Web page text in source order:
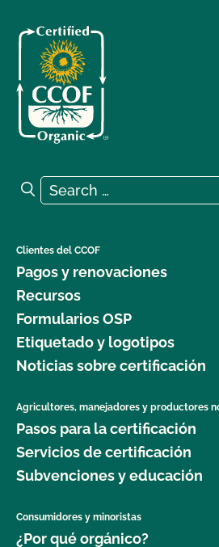
Search for:
Search
Clientes del CCOF
Pagos y renovaciones
Recursos
Formularios OSP
Etiquetado y logotipos
Noticias sobre certificación
Agricultores, manejadores y productores
Pasos para la certificación
Servicios de certificación
Subvenciones y educación
Consumidores y minoristas
¿Por qué orgánico?